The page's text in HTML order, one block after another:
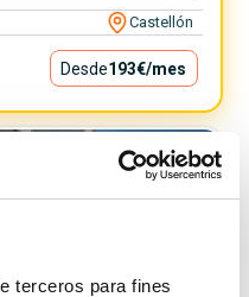
terceros para fines
Castellón
Desde193€/mes